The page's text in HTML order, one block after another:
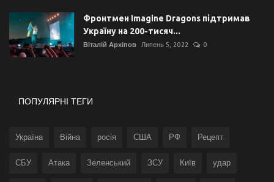
Фронтмен Imagine Dragons підтримав
Україну на 200-тисяч...
Віталій Архіпов Липень 5, 2022 0
ПОПУЛЯРНІ ТЕГИ
Україна Війна росія США РФ Рецепт
СБУ Атака Зеленський ЗСУ Київ удар